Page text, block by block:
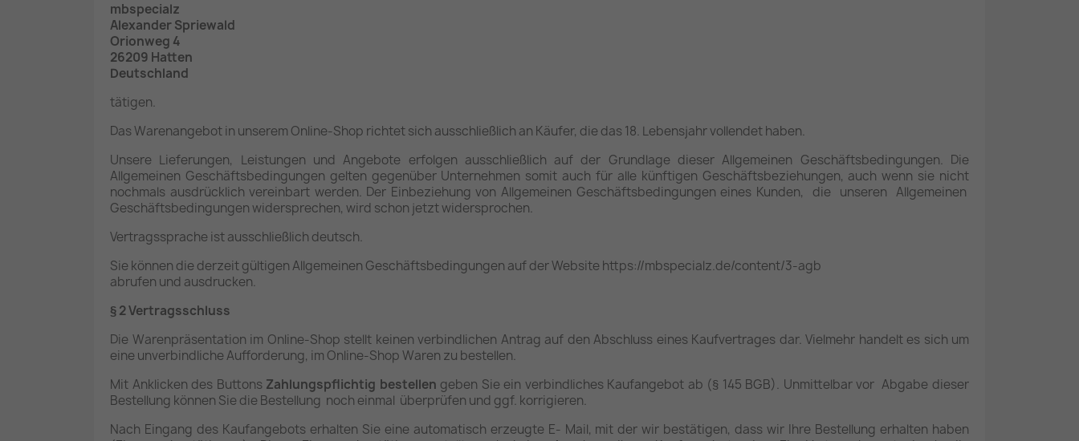
mbspecialz
Alexander Spriewald
Orionweg 4
26209 Hatten
Deutschland
tätigen.
Das Warenangebot in unserem Online-Shop richtet sich ausschließlich an Käufer, die das 18. Lebensjahr vollendet haben.
Unsere Lieferungen, Leistungen und Angebote erfolgen ausschließlich auf der Grundlage dieser Allgemeinen Geschäftsbedingungen. Die
Allgemeinen Geschäftsbedingungen gelten gegenüber Unternehmen somit auch für alle künftigen Geschäftsbeziehungen, auch wenn sie nicht
nochmals ausdrücklich vereinbart werden. Der Einbeziehung von Allgemeinen Geschäftsbedingungen eines Kunden, die unseren Allgemeinen
Geschäftsbedingungen widersprechen, wird schon jetzt widersprochen.
Vertragssprache ist ausschließlich deutsch.
Sie können die derzeit gültigen Allgemeinen Geschäftsbedingungen auf der Website https://mbspecialz.de/content/3-agb
abrufen und ausdrucken.
§ 2 Vertragsschluss
Die Warenpräsentation im Online-Shop stellt keinen verbindlichen Antrag auf den Abschluss eines Kaufvertrages dar. Vielmehr handelt es sich um
eine unverbindliche Aufforderung, im Online-Shop Waren zu bestellen.
Mit Anklicken des Buttons Zahlungspflichtig bestellen geben Sie ein verbindliches Kaufangebot ab (§ 145 BGB). Unmittelbar vor Abgabe dieser
Bestellung können Sie die Bestellung noch einmal überprüfen und ggf. korrigieren.
Nach Eingang des Kaufangebots erhalten Sie eine automatisch erzeugte E- Mail, mit der wir bestätigen, dass wir Ihre Bestellung erhalten haben